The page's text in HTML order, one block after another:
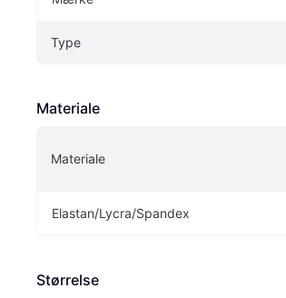
Type
Materiale
Materiale
Elastan/Lycra/Spandex
Størrelse